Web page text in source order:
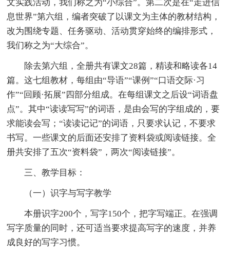
文实践活动，我们称之为“小综合”。第二次是在“走进信
息世界”第六组，编者突破了以课文为主体的教材结构，
改为围绕专题、任务驱动、活动贯穿始终的编排形式，
我们称之为“大综合”。
除去第六组，全册共有课文28篇，精读和略读各14
篇。这七组教材，每组由“导语”“课例”“口语交际·习
作”“回顾·拓展”四部分组成。在每组课文之后设“词语盘
点”。其中“读读写写”的词语，是由会写的字组成的，要
求能读会写；“读读记记”的词语，只要求认记，不要求
书写。一些课文的后面还安排了资料袋或阅读链接。全
册共安排了五次“资料袋”，两次“阅读链接”。
三、教学目标：
（一）识字与写字教学
本册识字200个，写字150个，把字写端正。在强调
写字质量的同时，还可适当要求提高写字的速度，并养
成良好的写字习惯。